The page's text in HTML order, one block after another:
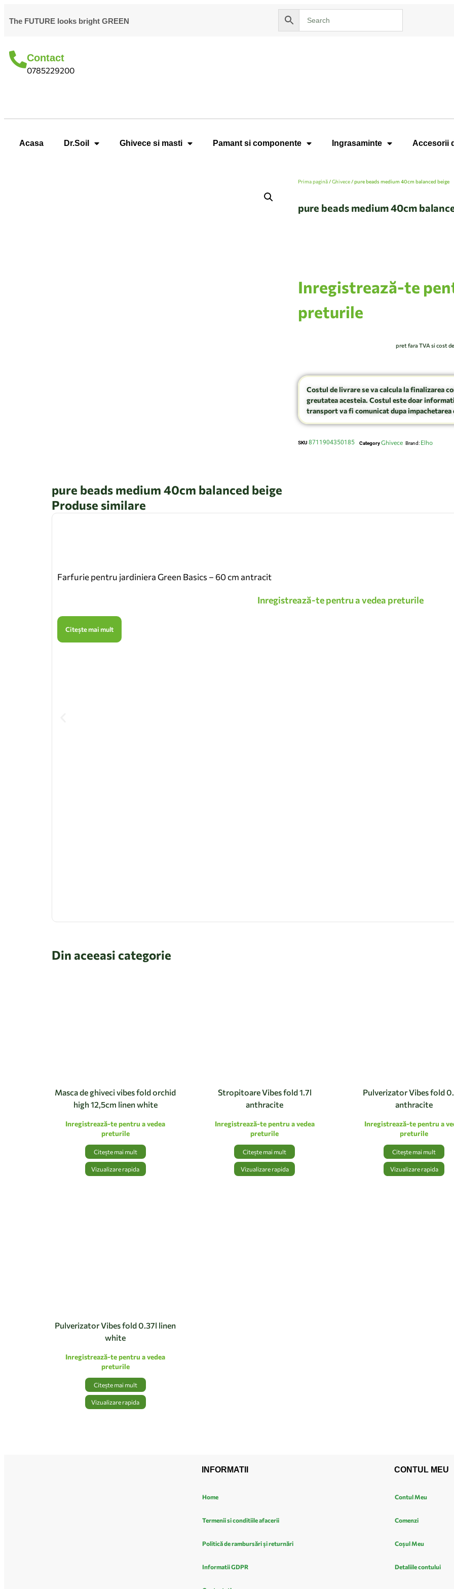
The FUTURE looks bright GREEN
Contact
0785229200
Acasa Dr.Soil Ghivece si masti Pamant si componente Ingrasaminte Accesorii
Prima pagină/Ghivece/ pure beads medium 40cm balanced beige
pure beads medium 40cm
Inregistrează-te
preturile
pret fara TVA si cost
Costul de livrare se va calcula la finalizarea
greutatea acesteia. Costul este doar
transport va fi comunicat dupa impachetarea
SKU 8711904350185 CategoryGhivece Brand: Elho
pure beads medium 40cm balanced beige
Produse similare
Farfurie pentru jardiniera Green Basics – 60 cm antracit
Inregistrează-te pentru a vedea preturile
Citește mai mult
Din aceeasi categorie
Masca de ghiveci vibes fold orchid
high 12,5cm linen white
Inregistrează-te pentru a vedea
preturile
Citește mai mult
Vizualizare rapida
Stropitoare Vibes fold 1.7l
anthracite
Inregistrează-te pentru a vedea
preturile
Citește mai mult
Vizualizare rapida
Pulverizator Vibes fold
anthracite
Inregistrează-te pentru a
preturile
Citește mai mult
Vizualizare rapida
Pulverizator Vibes fold 0.37l linen
white
Inregistrează-te pentru a vedea
preturile
Citește mai mult
Vizualizare rapida
INFORMATII
Home
Termenii si conditiile afacerii
Politică de rambursări și returnări
Informatii GDPR
CONTUL MEU
Contul Meu
Comenzi
Coșul Meu
Detaliile contului